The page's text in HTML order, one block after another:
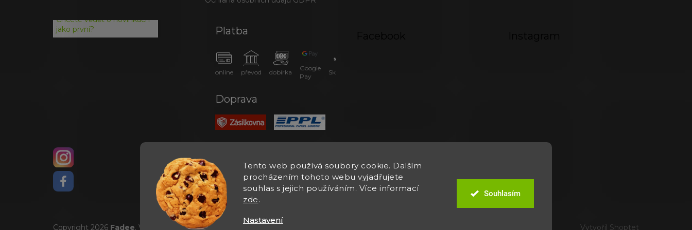
Tento web používá soubory cookie. Dalším
procházením tohoto webu vyjadřujete
souhlas s jejich používáním. Více informací
zde.
Nastavení
Souhlasím
Chcete vědět o novinkách
jako první?
Platba
online převod dobírka
Google
Pay
SkipPay
Doprava
Vytvořil Shoptet
Copyright 2026 Fadee. Všechna práva vyhrazena.